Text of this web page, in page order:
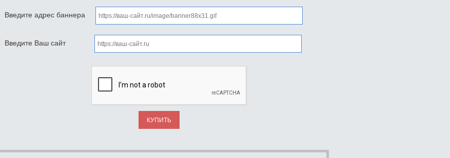
Введите адрес баннера
Введите Ваш сайт
КУПИТЬ